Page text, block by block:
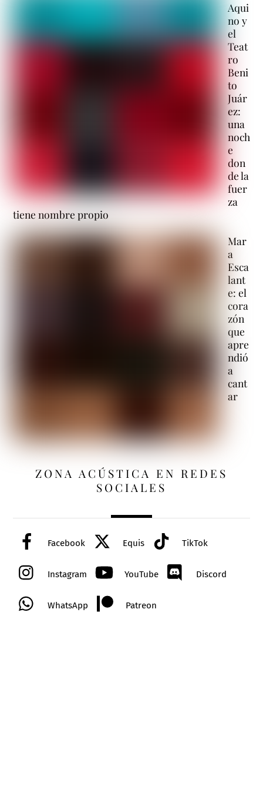
Aqui
no y
el
Teat
ro
Beni
to
Juár
ez:
una
noch
e
don
de la
fuer
za
tiene nombre propio
Mar
a
Esca
lant
e: el
cora
zón
que
apre
ndió
a
cant
ar
ZONA ACÚSTICA EN REDES
SOCIALES
Facebook Equis TikTok
Instagram YouTube Discord
WhatsApp Patreon